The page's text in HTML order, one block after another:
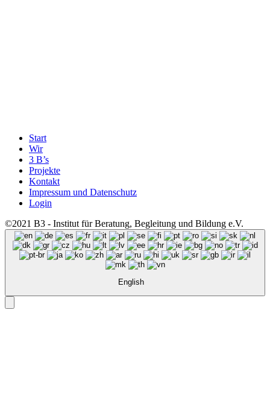
Start
Wir
3 B’s
Projekte
Kontakt
Impressum und Datenschutz
Login
©2021 B3 - Institut für Beratung, Begleitung und Bildung e.V.
English